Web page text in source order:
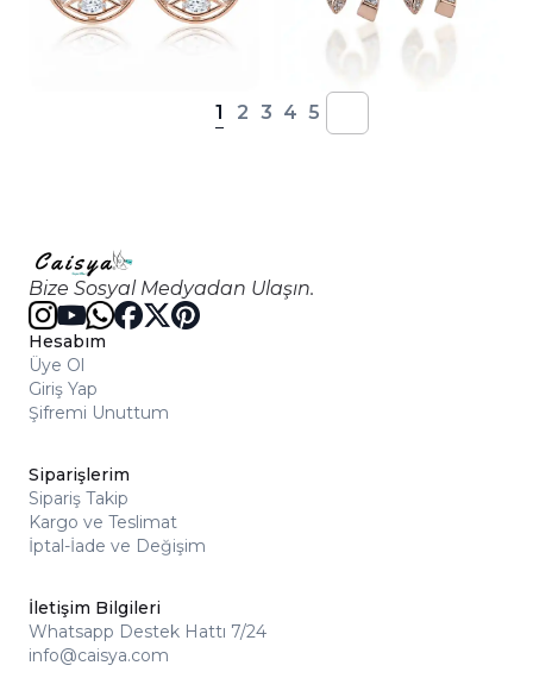
1 2 3 4 5
Bize Sosyal Medyadan Ulaşın.
Hesabım
Üye Ol
Giriş Yap
Şifremi Unuttum
Siparişlerim
Sipariş Takip
Kargo ve Teslimat
İptal-İade ve Değişim
İletişim Bilgileri
Whatsapp Destek Hattı 7/24
info@caisya.com